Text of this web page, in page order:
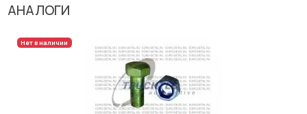
АНАЛОГИ
Нет в наличии